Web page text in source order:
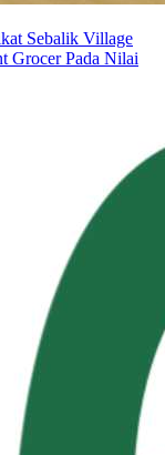
Sebalik Village
Grocer Pada Nilai